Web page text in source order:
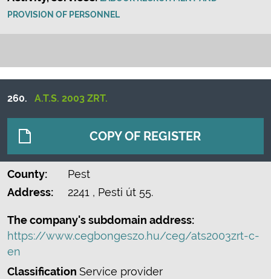
PROVISION OF PERSONNEL
260. A.T.S. 2003 ZRT.
COPY OF REGISTER
County:
Pest
Address:
2241 , Pesti út 55.
The company's subdomain address:
https://www.cegbongeszo.hu/ceg/ats2003zrt-c-
en
Classification Service provider